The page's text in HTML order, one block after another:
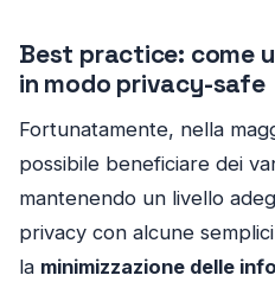
Best practice: come
in modo privacy-safe
Fortunatamente, nella
possibile beneficiare dei
mantenendo un livello
privacy con alcune
la minimizzazione delle